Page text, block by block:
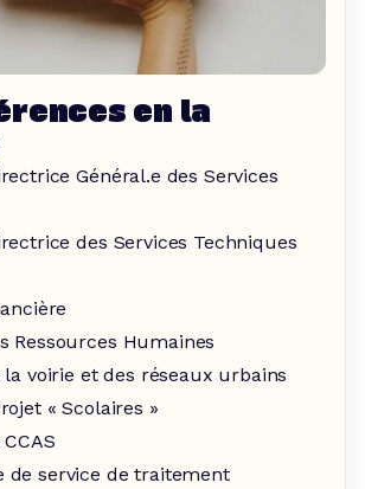
en la
Général.e des Services
des Services Techniques
Ressources Humaines
la voirie et des réseaux urbains
« Scolaires »
de service de traitement